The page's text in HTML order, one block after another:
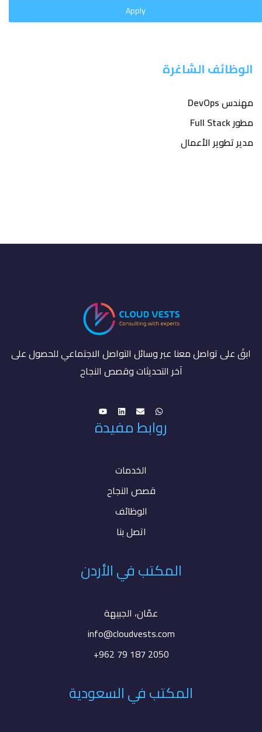
Apply
الوظائف الشاغرة
مهندس DevOps
مطور Full Stack
مدير تطوير الأعمال
ابقَ على تواصل معنا عبر وسائل التواصل الاجتماعي للحصول على
آخر التحديثات وقصص النجاح
روابط مفيدة
الخدمات
قصص النجاح
الوظائف
اتصل بنا
المكتب في الأردن
عمّان، الجبيهة
info@cloudvests.com
+962 79 187 2050
المكتب في السعودية